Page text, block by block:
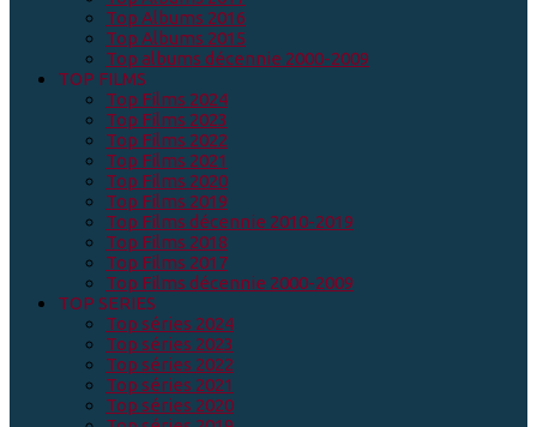
Top Albums 2016
Top Albums 2015
Top albums décennie 2000-2009
TOP FILMS
Top Films 2024
Top Films 2023
Top Films 2022
Top Films 2021
Top Films 2020
Top Films 2019
Top Films décennie 2010-2019
Top Films 2018
Top Films 2017
Top Films décennie 2000-2009
TOP SERIES
Top séries 2024
Top séries 2023
Top séries 2022
Top séries 2021
Top séries 2020